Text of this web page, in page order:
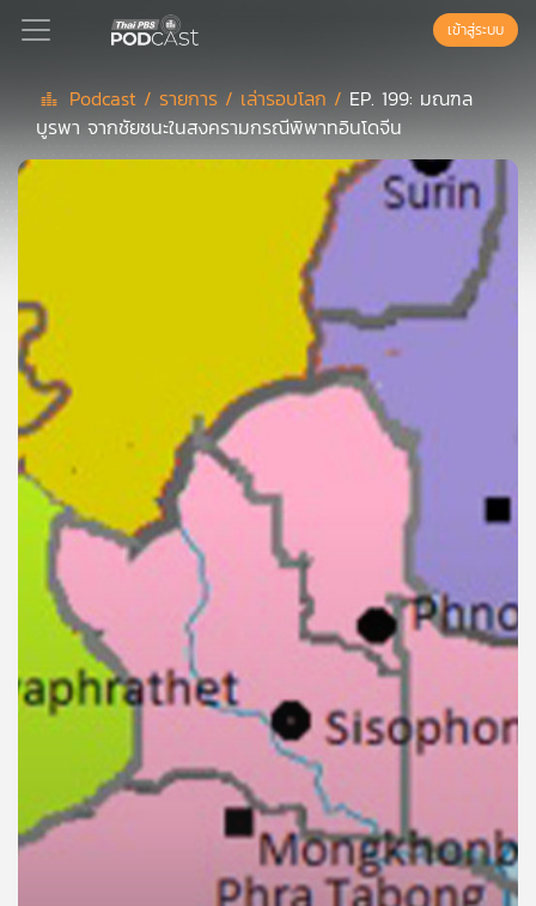
Podcast
สต์
แนะนำ
เพล
ย์
ลิ
สต์
ของ
คุณ
บทความ
ข่าว
และ
เข้าสู่ระบบ
Podcast / รายการ / เล่ารอบโลก / EP. 199: มณฑล
บูรพา จากชัยชนะในสงครามกรณีพิพาทอินโดจีน